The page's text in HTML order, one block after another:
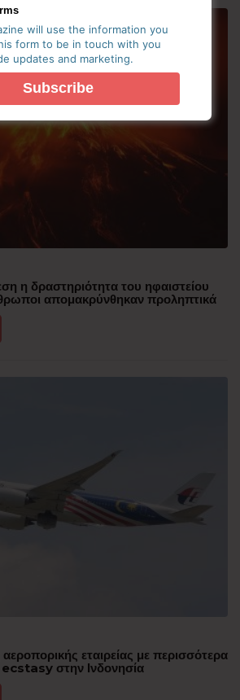
η δραστηριότητα του ηφαιστείου
απομακρύνθηκαν προληπτικά
εταιρείας με περισσότερα
στην Ινδονησία
will use the information you
form to be in touch with you
updates and marketing.